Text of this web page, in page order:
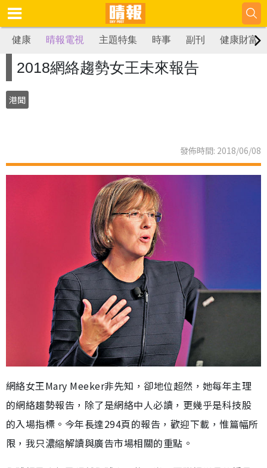
健康 晴報電視 主題特集 時事 副刊 健康財富
2018網絡趨勢女王未來報告
港聞
發佈時間: 2018/06/08
網絡女王Mary Meeker非先知，卻地位超然，她每年主理
的網絡趨勢報告，除了是網絡中人必讀，更幾乎是科技股
的入場指標。今年長達294頁的報告，歡迎下載，惟篇幅所
限，我只濃縮解讀與廣告市場相關的重點。